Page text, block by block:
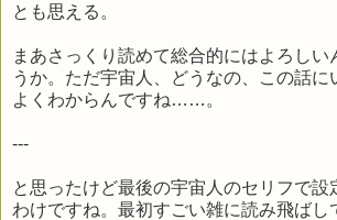
とも思える。
まあさっくり読めて総合的にはよろしい
うか。ただ宇宙人、どうなの、この話に
よくわからんですね……。
---
と思ったけど最後の宇宙人のセリフで設
わけですね。最初すごい雑に読み飛ばし